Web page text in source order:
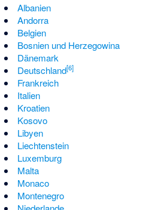
Albanien
Andorra
Belgien
Bosnien und Herzegowina
Dänemark
Deutschland[6]
Frankreich
Italien
Kroatien
Kosovo
Libyen
Liechtenstein
Luxemburg
Malta
Monaco
Montenegro